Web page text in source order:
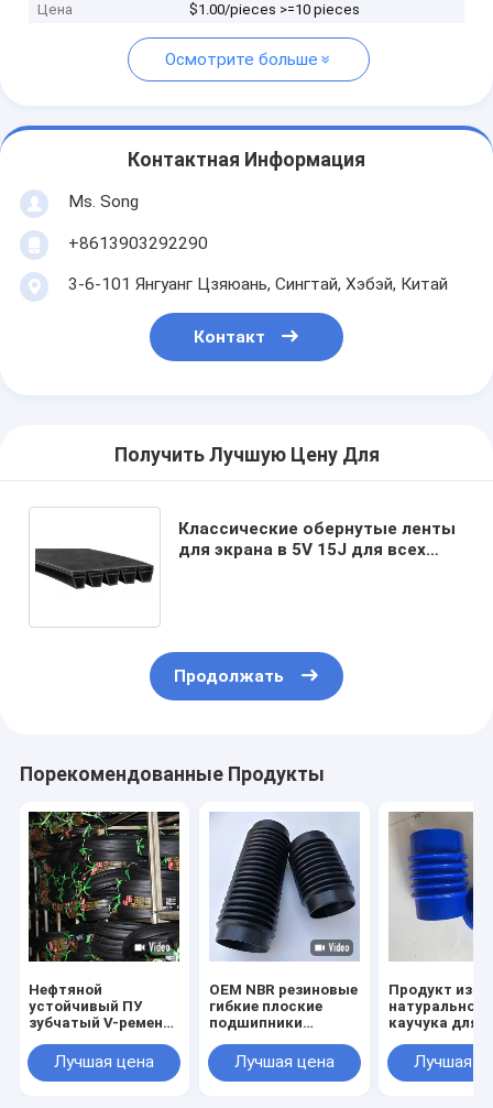
Цена $1.00/pieces >=10 pieces
Осмотрите больше
Контактная Информация
Ms. Song
+8613903292290
3-6-101 Янгуанг Цзяюань, Сингтай, Хэбэй, Китай
Контакт
Получить Лучшую Цену Для
Классические обернутые ленты
для экрана в 5V 15J для всех
Продолжать
Порекомендованные Продукты
Нефтяной
устойчивый ПУ
зубчатый V-ремень
напряжения и
высокой
Лучшая цена
OEM NBR резиновые
гибкие плоские
подшипники
Лучшая цена
Продукт из
натурального
каучука для
Лучшая